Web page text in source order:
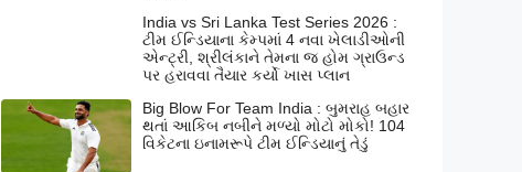
India vs Sri Lanka Test Series 2026 :
ટીમ ઈન્ડિયાના કેમ્પમાં 4 નવા ખેલાડીઓની
એન્ટ્રી, શ્રીલંકાને તેમના જ હોમ ગ્રાઉન્ડ
પર હરાવવા તૈયાર કર્યો ખાસ પ્લાન
Big Blow For Team India : બુમરાહ બહાર
થતાં આકિબ નબીને મળ્યો મોટો મોકો! 104
વિકેટના ઇનામરૂપે ટીમ ઈન્ડિયાનું તેડું